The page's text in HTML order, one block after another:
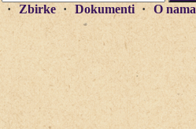
Zbirke Dokumenti O nama